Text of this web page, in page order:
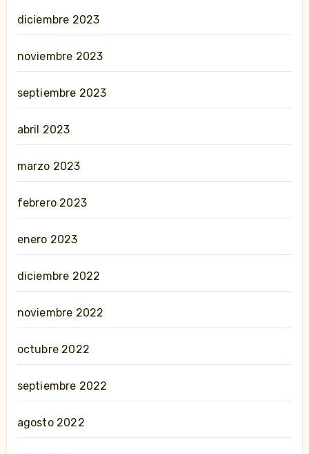
diciembre 2023
noviembre 2023
septiembre 2023
abril 2023
marzo 2023
febrero 2023
enero 2023
diciembre 2022
noviembre 2022
octubre 2022
septiembre 2022
agosto 2022